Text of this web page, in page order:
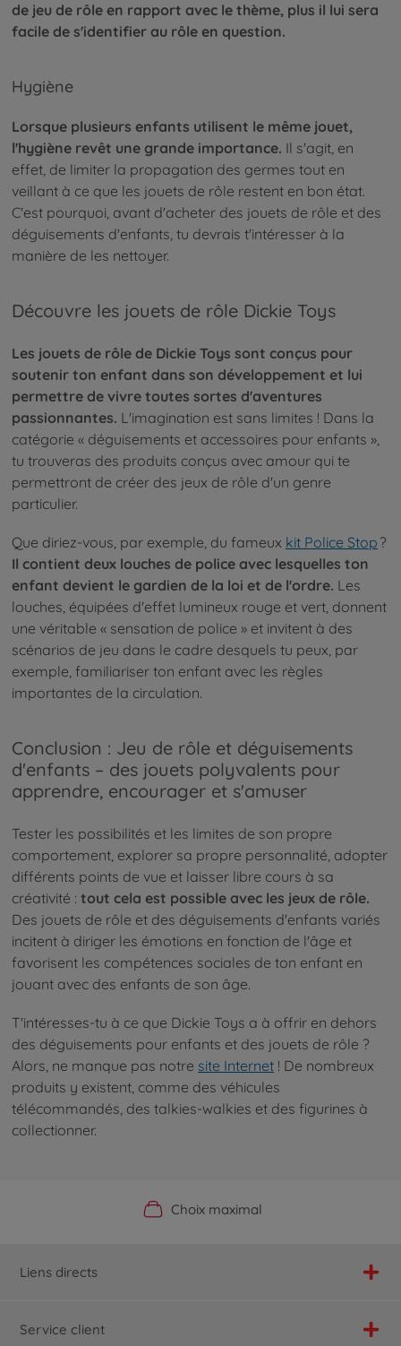
de jeu de rôle en rapport avec le thème, plus il lui sera
facile de s'identifier au rôle en question.
Hygiène
Lorsque plusieurs enfants utilisent le même jouet,
l'hygiène revêt une grande importance. Il s'agit, en
effet, de limiter la propagation des germes tout en
veillant à ce que les jouets de rôle restent en bon état.
C'est pourquoi, avant d'acheter des jouets de rôle et des
déguisements d'enfants, tu devrais t'intéresser à la
manière de les nettoyer.
Découvre les jouets de rôle Dickie Toys
Les jouets de rôle de Dickie Toys sont conçus pour
soutenir ton enfant dans son développement et lui
permettre de vivre toutes sortes d'aventures
passionnantes. L'imagination est sans limites ! Dans la
catégorie « déguisements et accessoires pour enfants »,
tu trouveras des produits conçus avec amour qui te
permettront de créer des jeux de rôle d'un genre
particulier.
Que diriez-vous, par exemple, du fameux kit Police Stop ?
Il contient deux louches de police avec lesquelles ton
enfant devient le gardien de la loi et de l'ordre. Les
louches, équipées d'effet lumineux rouge et vert, donnent
une véritable « sensation de police » et invitent à des
scénarios de jeu dans le cadre desquels tu peux, par
exemple, familiariser ton enfant avec les règles
importantes de la circulation.
Conclusion : Jeu de rôle et déguisements
d'enfants – des jouets polyvalents pour
apprendre, encourager et s'amuser
Tester les possibilités et les limites de son propre
comportement, explorer sa propre personnalité, adopter
différents points de vue et laisser libre cours à sa
créativité : tout cela est possible avec les jeux de rôle.
Des jouets de rôle et des déguisements d'enfants variés
incitent à diriger les émotions en fonction de l'âge et
favorisent les compétences sociales de ton enfant en
jouant avec des enfants de son âge.
T'intéresses-tu à ce que Dickie Toys a à offrir en dehors
des déguisements pour enfants et des jouets de rôle ?
Alors, ne manque pas notre site Internet ! De nombreux
produits y existent, comme des véhicules
télécommandés, des talkies-walkies et des figurines à
collectionner.
Boutique officielle du fabricant
Choix maximal
Service personnalisé
Livraison rapide
Liens directs
Service client